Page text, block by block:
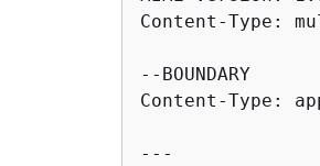
Content-Type:
--BOUNDARY
Content-Type:
---